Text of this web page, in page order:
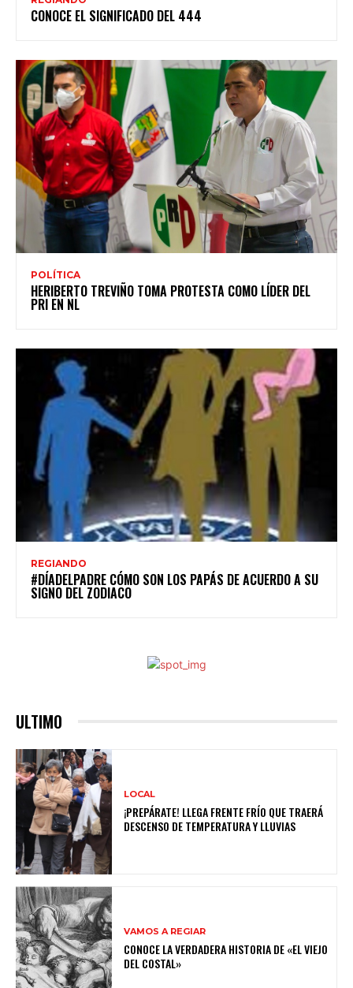
CONOCE EL SIGNIFICADO DEL 444
POLÍTICA
HERIBERTO TREVIÑO TOMA PROTESTA COMO LÍDER DEL
PRI EN NL
REGIANDO
#DÍADELPADRE CÓMO SON LOS PAPÁS DE ACUERDO A SU
SIGNO DEL ZODIACO
ULTIMO
LOCAL
¡PREPÁRATE! LLEGA FRENTE FRÍO QUE TRAERÁ
DESCENSO DE TEMPERATURA Y LLUVIAS
VAMOS A REGIAR
CONOCE LA VERDADERA HISTORIA DE «EL VIEJO
DEL COSTAL»